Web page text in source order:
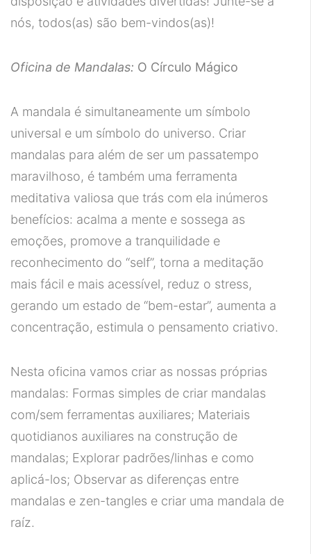
nós, todos(as) são bem-vindos(as)!
Oficina de Mandalas: O Círculo Mágico
A mandala é simultaneamente um símbolo
universal e um símbolo do universo. Criar
mandalas para além de ser um passatempo
maravilhoso, é também uma ferramenta
meditativa valiosa que trás com ela inúmeros
benefícios: acalma a mente e sossega as
emoções, promove a tranquilidade e
reconhecimento do “self”, torna a meditação
mais fácil e mais acessível, reduz o stress,
gerando um estado de “bem-estar”, aumenta a
concentração, estimula o pensamento criativo.
Nesta oficina vamos criar as nossas próprias
mandalas: Formas simples de criar mandalas
com/sem ferramentas auxiliares; Materiais
quotidianos auxiliares na construção de
mandalas; Explorar padrões/linhas e como
aplicá-los; Observar as diferenças entre
mandalas e zen-tangles e criar uma mandala de
raíz.